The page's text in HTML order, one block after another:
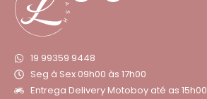
19 99359 9448
Seg à Sex 09h00 às 17h00
Entrega Delivery Motoboy até as 15h00